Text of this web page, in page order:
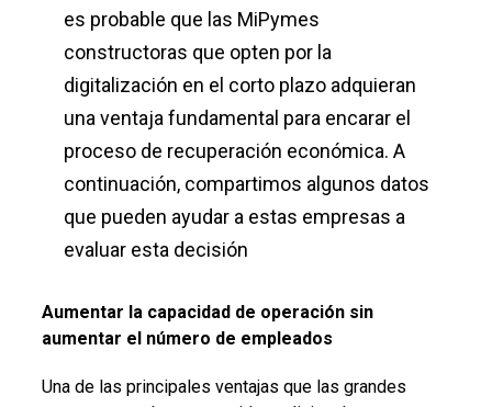
es probable que las MiPymes
constructoras que opten por la
digitalización en el corto plazo adquieran
una ventaja fundamental para encarar el
proceso de recuperación económica. A
continuación, compartimos algunos datos
que pueden ayudar a estas empresas a
evaluar esta decisión
Aumentar la capacidad de operación sin
aumentar el número de empleados
Una de las principales ventajas que las grandes